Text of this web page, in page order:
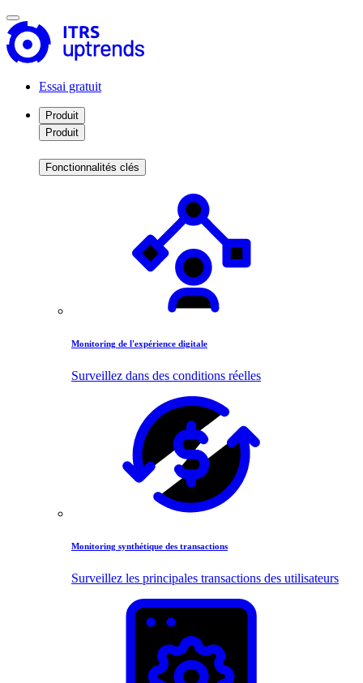
Essai gratuit
Produit
Produit
Fonctionnalités clés
Monitoring de l'expérience digitale
Surveillez dans des conditions réelles
Monitoring synthétique des transactions
Surveillez les principales transactions des utilisateurs